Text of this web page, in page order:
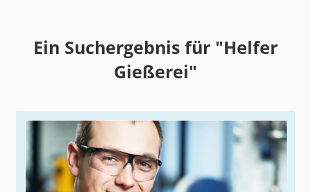
Ein Suchergebnis für "Helfer
Gießerei"